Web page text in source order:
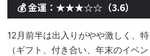
💰 金運：★★★☆☆（3.6）
12月前半は出入りがやや激しく、
（ギフト、付き合い、年末のイベ